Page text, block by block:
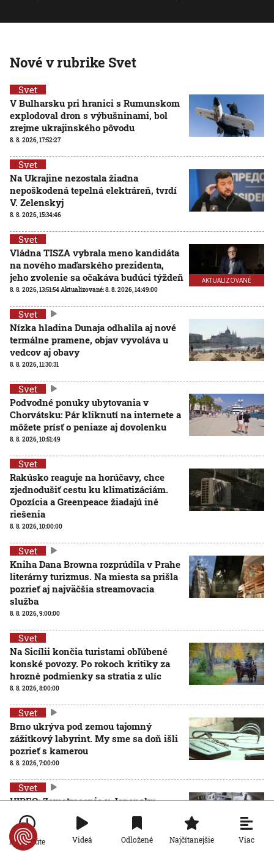
Nové v rubrike Svet
Svet
V Bulharsku pri hranici s Rumunskom
explodoval dron s výbušninami, bol
zrejme ukrajinského pôvodu
8. 8. 2026, 17:52:27
Svet
Na Ukrajine nezostala žiadna
nepoškodená tepelná elektráreň, tvrdí
V. Zelenskyj
8. 8. 2026, 15:34:46
AKTUALIZOVANÉ
Svet
Vládna TISZA vybrala meno kandidáta
na nového maďarského prezidenta,
jeho zvolenie sa očakáva budúci týždeň
8. 8. 2026, 13:51:54Aktualizované:8. 8. 2026, 14:49:00
Svet
Nízka hladina Dunaja odhalila aj nové
termálne pramene, objav vyvoláva u
vedcov aj obavy
8. 8. 2026, 11:30:31
Svet
Podvodné ponuky ubytovania v
Chorvátsku: Pár kliknutí na internete a
môžete prísť o peniaze aj dovolenku
8. 8. 2026, 10:51:49
Svet
Rakúsko reaguje na horúčavy, chce
zjednodušiť cestu ku klimatizáciám.
Opozícia a Greenpeace žiadajú iné
riešenia
8. 8. 2026, 10:00:00
Svet
Kniha Dana Browna rozprúdila v Prahe
literárny turizmus. Na miesta sa prišla
pozrieť aj najväčšia streamovacia
služba
8. 8. 2026, 9:00:00
Svet
Na Sicílii končia turistami obľúbené
konské povozy. Po rokoch kritiky za
hrozné podmienky sa stratia z ulíc
8. 8. 2026, 8:00:00
Svet
Brno ukrýva pod zemou tajomný
zážitkový labyrint. My sme sa doň išli
pozrieť s kamerou
8. 8. 2026, 7:00:00
Svet
VIDEO: Zemetrasenie v Japonsku
zastihlo lekárov uprostred operácie,
pacienta chránili vlastnými telami
7. 8. 2026, 15:01:59
Po minúte Videá Odložené Najčítanejšie Viac